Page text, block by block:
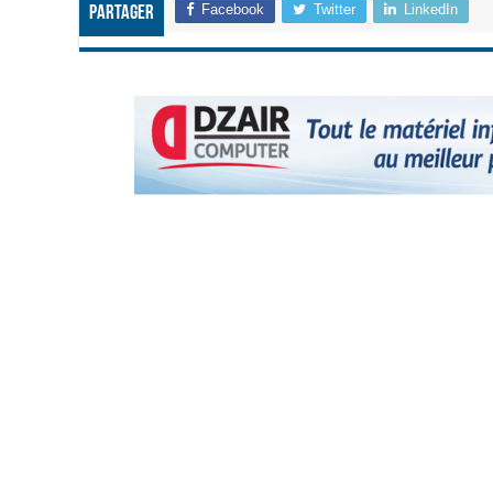
Partager Facebook Twitter LinkedIn